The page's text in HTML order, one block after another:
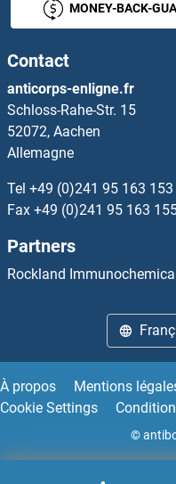
SP5 Anticorps
SP6 Anticorps
SP7 Anticorps
SP8 Anticorps
SP9 Anticorps
SPA17 Anticorps
SPACA3 Anticorps
SPAG1 Anticorps
SPAG11A Anticorps
MONEY-BACK-
Contact
anticorps-enligne.fr
Schloss-Rahe-Str. 15
52072, Aachen
Allemagne
Tel +49 (0)241 95 163 153
Fax +49 (0)241 95 163
Partners
Rockland
À propos Mentions
Cookie Settings
©